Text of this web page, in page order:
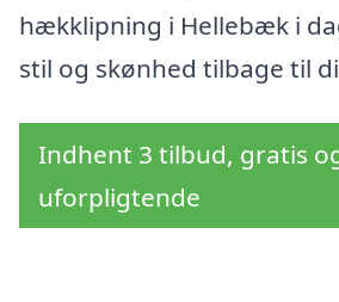
hækklipning i Hellebæk i
stil og skønhed tilbage til
Indhent 3 tilbud, gratis
uforpligtende